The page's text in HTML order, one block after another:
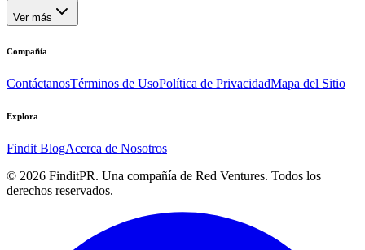
Ver más
Compañía
ContáctanosTérminos de UsoPolítica de PrivacidadMapa del Sitio
Explora
Findit BlogAcerca de Nosotros
© 2026 FinditPR. Una compañía de Red Ventures. Todos los
derechos reservados.